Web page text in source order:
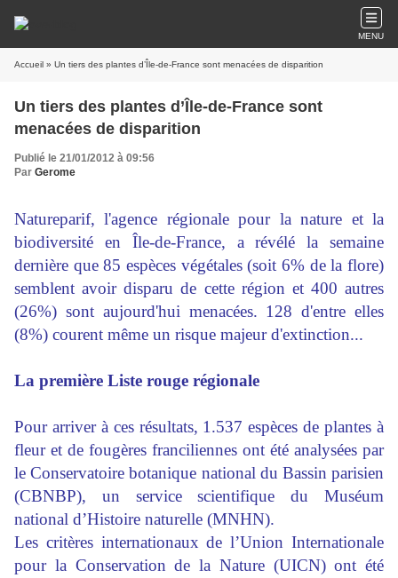
MENU
Accueil » Un tiers des plantes d’Île-de-France sont menacées de disparition
Un tiers des plantes d’Île-de-France sont
menacées de disparition
Publié le 21/01/2012 à 09:56
Par Gerome
Natureparif, l'agence régionale pour la nature et la
biodiversité en Île-de-France, a révélé la semaine
dernière que 85 espèces végétales (soit 6% de la flore)
semblent avoir disparu de cette région et 400 autres
(26%) sont aujourd'hui menacées. 128 d'entre elles
(8%) courent même un risque majeur d'extinction...
La première Liste rouge régionale
Pour arriver à ces résultats, 1.537 espèces de plantes à
fleur et de fougères franciliennes ont été analysées par
le Conservatoire botanique national du Bassin parisien
(CBNBP), un service scientifique du Muséum
national d’Histoire naturelle (MNHN).
Les critères internationaux de l’Union Internationale
pour la Conservation de la Nature (UICN) ont été